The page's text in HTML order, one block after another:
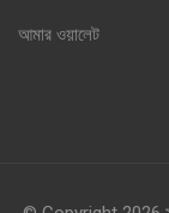
আমার ওয়ালেট